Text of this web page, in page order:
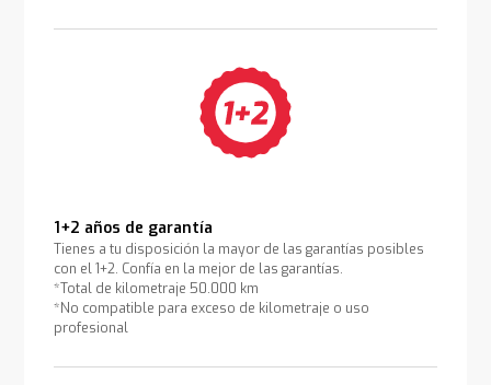
1+2 años de garantía
Tienes a tu disposición la mayor de las garantías posibles
con el 1+2. Confía en la mejor de las garantías.
*Total de kilometraje 50.000 km
*No compatible para exceso de kilometraje o uso
profesional